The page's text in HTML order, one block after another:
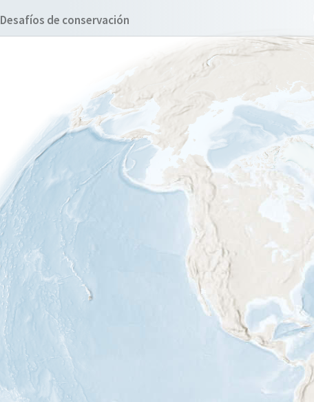
Desafíos de conservación